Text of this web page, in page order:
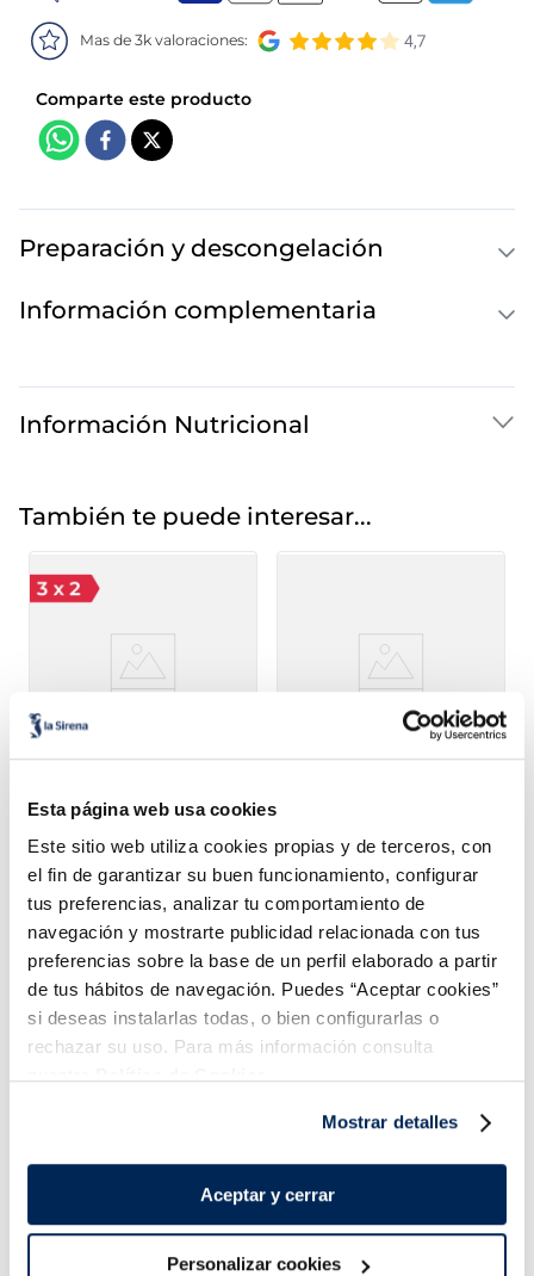
Esta página web usa cookies
Este sitio web utiliza cookies propias y de terceros, con
el fin de garantizar su buen funcionamiento, configurar
tus preferencias, analizar tu comportamiento de
navegación y mostrarte publicidad relacionada con tus
preferencias sobre la base de un perfil elaborado a partir
de tus hábitos de navegación. Puedes “Aceptar cookies”
si deseas instalarlas todas, o bien configurarlas o
rechazar su uso. Para más información consulta
Mostrar detalles
Aceptar y cerrar
Personalizar cookies
Mas de 3k valoraciones:
Preparación y descongelación
Información complementaria
Información Nutricional
También te puede interesar...
Bocados mediterráneos
Sin gluten Vegano
4,49 €
COMBINABLE
Caja 180g
Añadir
Sin gluten Vegano
4,99 €
Añadir
¡Combínalo y hazte un menú de 10!